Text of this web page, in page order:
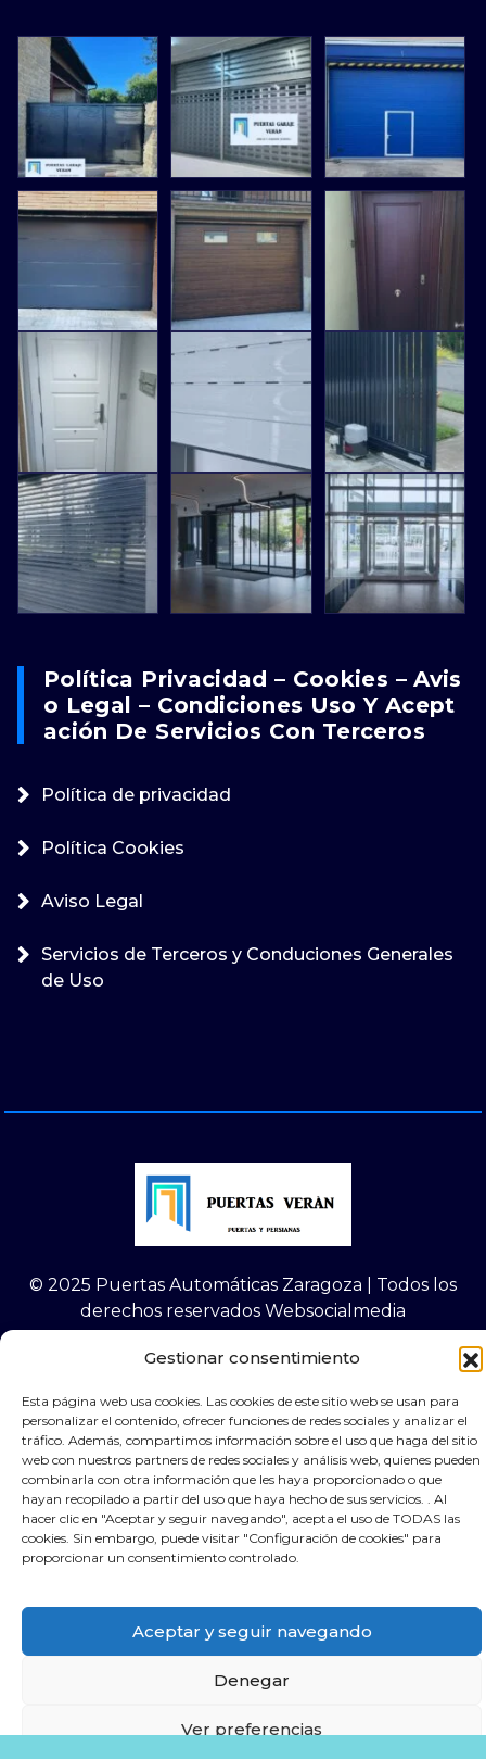
Gestionar consentimiento
Esta página web usa cookies. Las cookies de este sitio web se usan para
personalizar el contenido, ofrecer funciones de redes sociales y analizar el
tráfico. Además, compartimos información sobre el uso que haga del sitio
web con nuestros partners de redes sociales y análisis web, quienes pueden
combinarla con otra información que les haya proporcionado o que
hayan recopilado a partir del uso que haya hecho de sus servicios. . Al
hacer clic en "Aceptar y seguir navegando", acepta el uso de TODAS las
cookies. Sin embargo, puede visitar "Configuración de cookies" para
proporcionar un consentimiento controlado.
Aceptar y seguir navegando
Denegar
Ver preferencias
Política Privacidad – Cookies – Avis
O Legal – Condiciones Uso Y Acept
Ación De Servicios Con Terceros
Política de privacidad
Política Cookies
Aviso Legal
Servicios de Terceros y Conduciones Generales
de Uso
© 2025 Puertas Automáticas Zaragoza | Todos los
derechos reservados Websocialmedia
Contacta por Whassap